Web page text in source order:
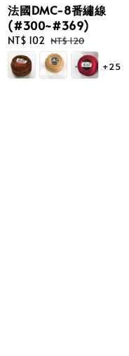
法國DMC-8番繡線
(#300~#369)
Sale
price
NT$ 102 Regular
price
NT$ 120
+25